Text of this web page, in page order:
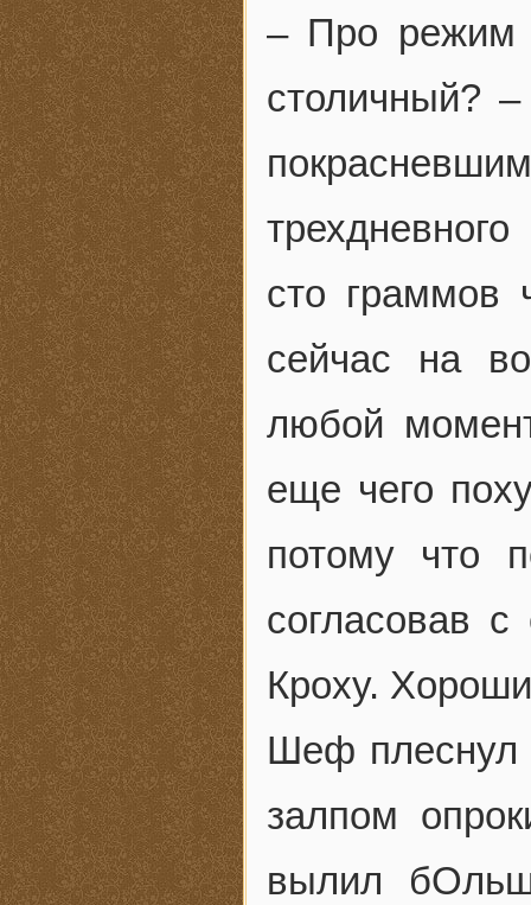
– Про режим
столичный?
сто граммов
сейчас на
любой
еще чего
потому что
согласовав
Кроху.
Шеф плеснул
залпом
вылил